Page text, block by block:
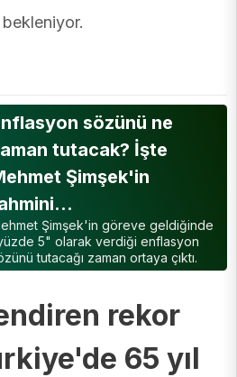
sözünü ne
tutacak? İşte
Şimşek'in
Şimşek'in göreve geldiğinde
5" olarak verdiği enflasyon
tutacağı zaman ortaya çıktı.
rekor
65 yıl